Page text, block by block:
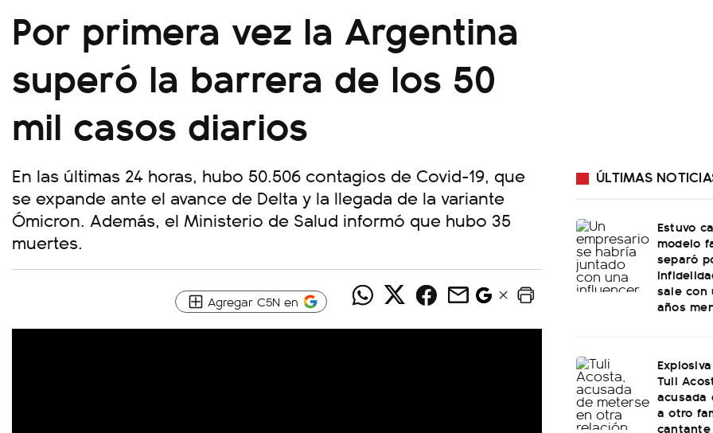
Por primera vez la Argentina
superó la barrera de los 50
mil casos diarios
En las últimas 24 horas, hubo 50.506 contagios de Covid-19, que
se expande ante el avance de Delta y la llegada de la variante
Ómicron. Además, el Ministerio de Salud informó que hubo 35
muertes.
Agregar C5N en
ÚLTIMAS
Estuvo
modelo
separó
sale con
años
Tuli
acusada
a otro